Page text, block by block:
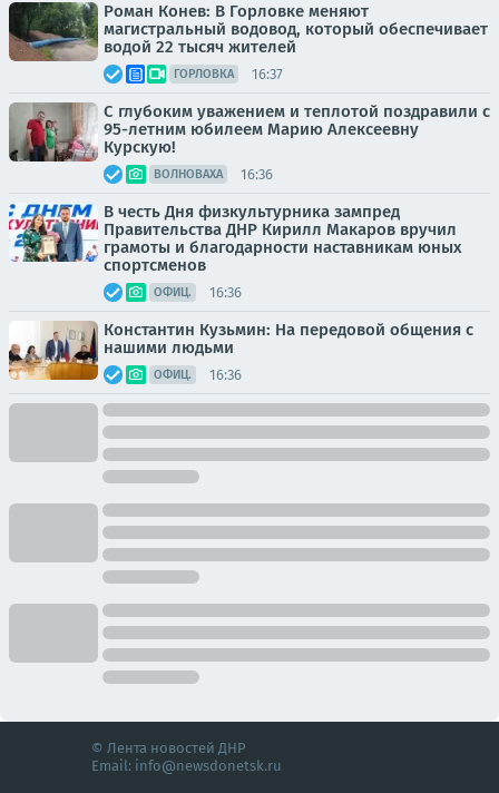
Роман Конев: В Горловке меняют
магистральный водовод, который обеспечивает
водой 22 тысяч жителей
ГОРЛОВКА 16:37
С глубоким уважением и теплотой поздравили с
95-летним юбилеем Марию Алексеевну
Курскую!
ВОЛНОВАХА 16:36
В честь Дня физкультурника зампред
Правительства ДНР Кирилл Макаров вручил
грамоты и благодарности наставникам юных
спортсменов
ОФИЦ. 16:36
Константин Кузьмин: На передовой общения с
нашими людьми
ОФИЦ. 16:36
© Лента новостей ДНР
Email: info@newsdonetsk.ru